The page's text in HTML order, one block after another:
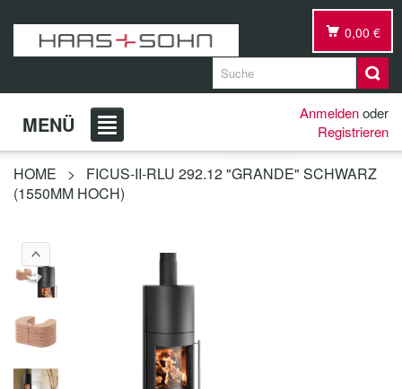
0,00 €
MENÜ Anmeldenoder
Registrieren
HOME >
FICUS-II-RLU 292.12 "GRANDE" SCHWARZ
(1550MM HOCH)